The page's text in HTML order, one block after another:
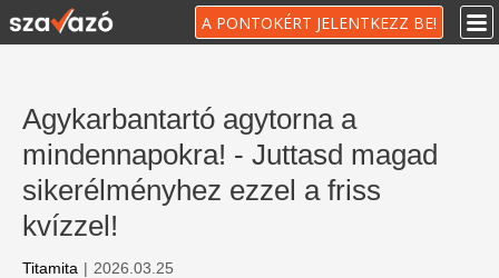
A PONTOKÉRT JELENTKEZZ BE!
Agykarbantartó agytorna a
mindennapokra! - Juttasd magad
sikerélményhez ezzel a friss
kvízzel!
Titamita | 2026.03.25